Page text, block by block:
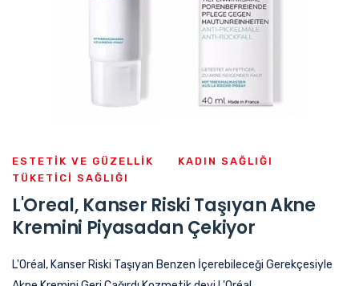
ESTETIK VE GÜZELLIK
KADIN SAĞLIĞI
TÜKETICI SAĞLIĞI
L'Oreal, Kanser Riski Taşıyan Akne
Kremini Piyasadan Çekiyor
L'Oréal, Kanser Riski Taşıyan Benzen İçerebileceği Gerekçesiyle